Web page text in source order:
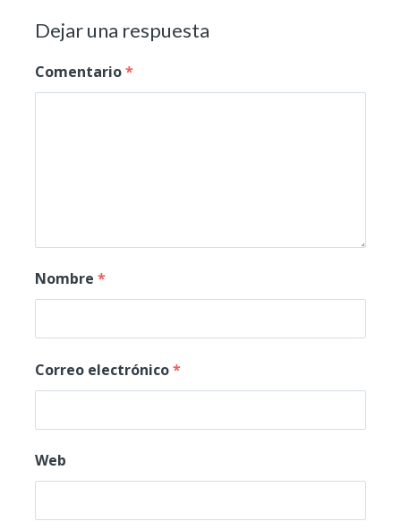
Dejar una respuesta
Comentario*
Nombre *
Correo electrónico*
Web